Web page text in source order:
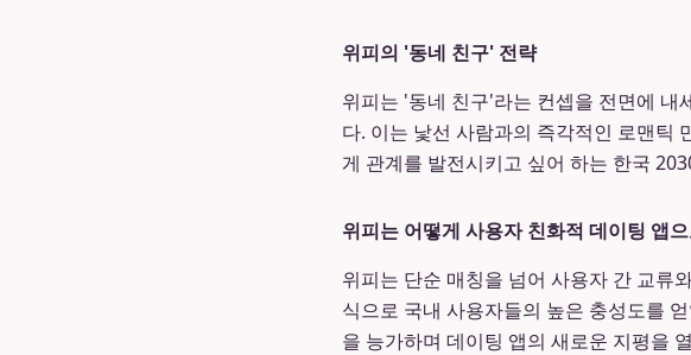
위피의 '동네 친구' 전략
위피는 '동네 친구'라는 컨셉을 전면에 내
다. 이는 낯선 사람과의 즉각적인 로맨틱
게 관계를 발전시키고 싶어 하는 한국
위피는 어떻게 사용자 친화적 데이팅 앱
위피는 단순 매칭을 넘어 사용자 간 교류
식으로 국내 사용자들의 높은 충성도를
을 능가하며 데이팅 앱의 새로운 지평을